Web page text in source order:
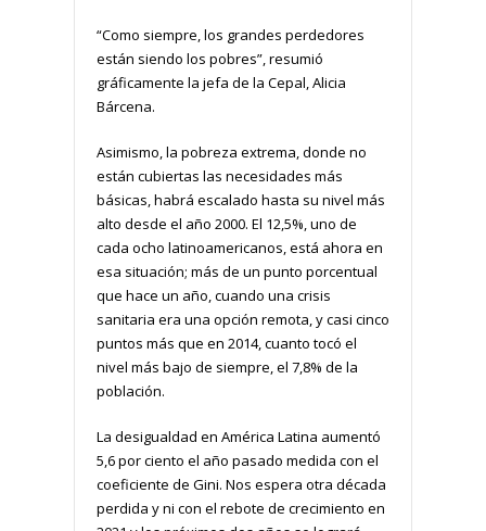
“Como siempre, los grandes perdedores
están siendo los pobres”, resumió
gráficamente la jefa de la Cepal, Alicia
Bárcena.
Asimismo, la pobreza extrema, donde no
están cubiertas las necesidades más
básicas, habrá escalado hasta su nivel más
alto desde el año 2000. El 12,5%, uno de
cada ocho latinoamericanos, está ahora en
esa situación; más de un punto porcentual
que hace un año, cuando una crisis
sanitaria era una opción remota, y casi cinco
puntos más que en 2014, cuanto tocó el
nivel más bajo de siempre, el 7,8% de la
población.
La desigualdad en América Latina aumentó
5,6 por ciento el año pasado medida con el
coeficiente de Gini. Nos espera otra década
perdida y ni con el rebote de crecimiento en